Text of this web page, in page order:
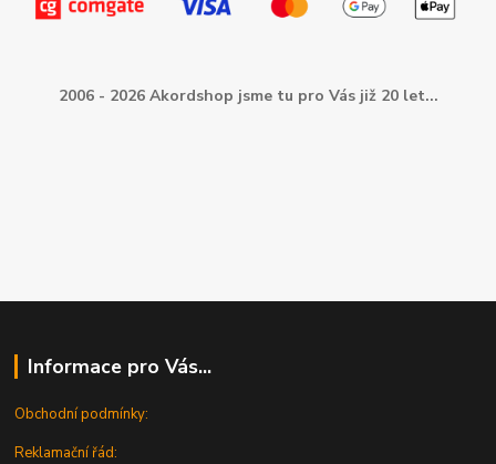
2006 - 2026 Akordshop jsme tu pro Vás již 20 let...
Informace pro Vás...
Obchodní podmínky:
Reklamační řád: